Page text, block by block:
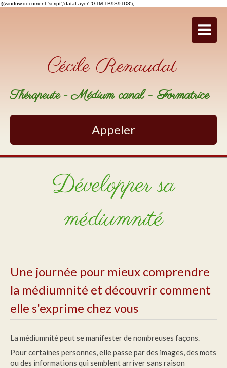
})(window,document,'script','dataLayer','GTM-TB9S9TD8');
Cécile Renaudat
Thérapeute -Médium canal - Formatrice
Appeler
Développer sa
médiumnité
Une journée pour mieux comprendre
la médiumnité et découvrir comment
elle s'exprime chez vous
La médiumnité peut se manifester de nombreuses façons.
Pour certaines personnes, elle passe par des images, des mots
ou des informations qui semblent arriver sans raison